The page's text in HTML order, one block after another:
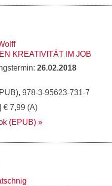
KREATIVITÄT IM JOB
26.02.2018
978-3-95623-731-7
| € 7,99 (A)
(EPUB)